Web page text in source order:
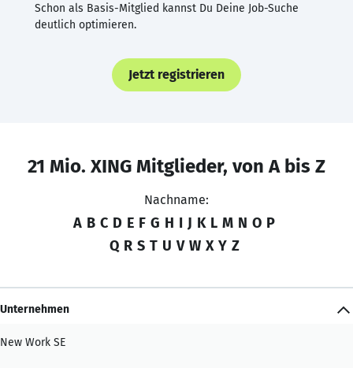
Schon als Basis-Mitglied kannst Du Deine Job-Suche
deutlich optimieren.
Jetzt registrieren
21 Mio. XING Mitglieder, von A bis Z
Nachname:
A B C D E F G H I J K L M N O P
Q R S T U V W X Y Z
Unternehmen
New Work SE